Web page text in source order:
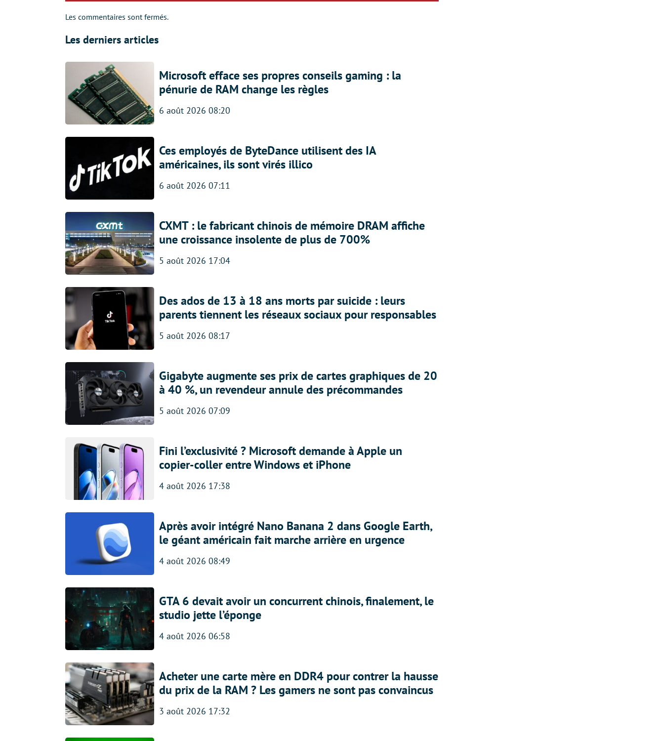
Les commentaires sont fermés.
Les derniers articles
Microsoft efface ses propres conseils gaming : la
pénurie de RAM change les règles
6 août 2026 08:20
Ces employés de ByteDance utilisent des IA
américaines, ils sont virés illico
6 août 2026 07:11
CXMT : le fabricant chinois de mémoire DRAM affiche
une croissance insolente de plus de 700%
5 août 2026 17:04
Des ados de 13 à 18 ans morts par suicide : leurs
parents tiennent les réseaux sociaux pour responsables
5 août 2026 08:17
Gigabyte augmente ses prix de cartes graphiques de 20
à 40 %, un revendeur annule des précommandes
5 août 2026 07:09
Fini l’exclusivité ? Microsoft demande à Apple un
copier-coller entre Windows et iPhone
4 août 2026 17:38
Après avoir intégré Nano Banana 2 dans Google Earth,
le géant américain fait marche arrière en urgence
4 août 2026 08:49
GTA 6 devait avoir un concurrent chinois, finalement, le
studio jette l’éponge
4 août 2026 06:58
Acheter une carte mère en DDR4 pour contrer la hausse
du prix de la RAM ? Les gamers ne sont pas convaincus
3 août 2026 17:32